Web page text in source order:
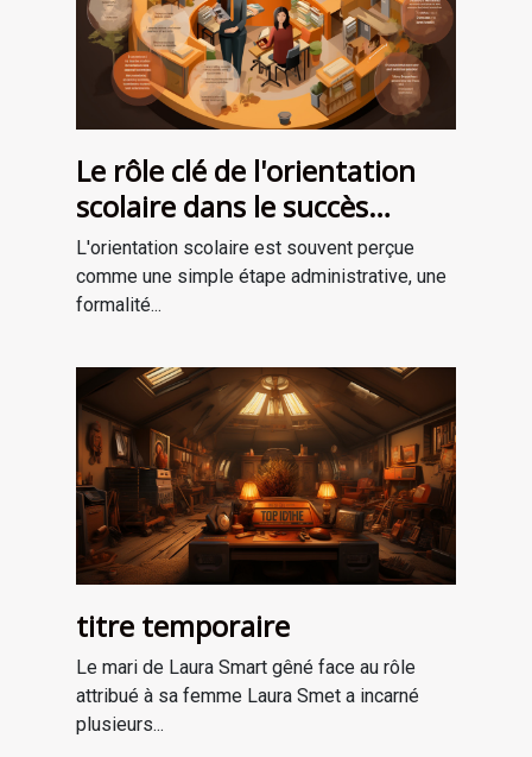
Le rôle clé de l'orientation
scolaire dans le succès
professionnel
L'orientation scolaire est souvent perçue
comme une simple étape administrative, une
formalité...
titre temporaire
Le mari de Laura Smart gêné face au rôle
attribué à sa femme Laura Smet a incarné
plusieurs...